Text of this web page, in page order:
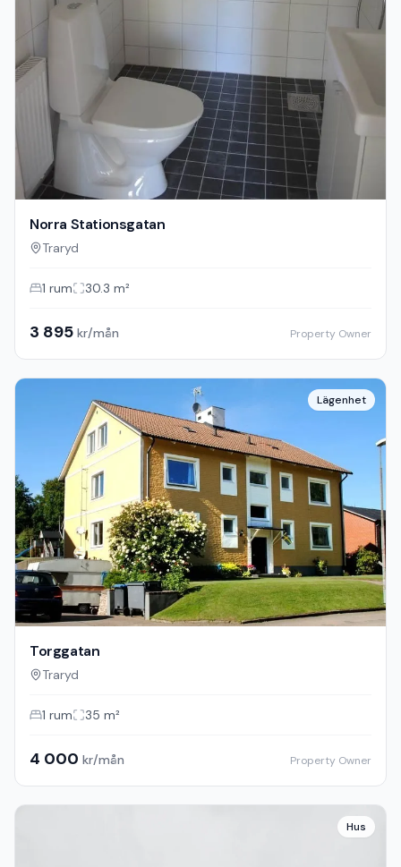
Norra Stationsgatan
Traryd
1 rum 30.3 m²
3 895 kr/mån Property Owner
Lägenhet
Torggatan
Traryd
1 rum 35 m²
4 000 kr/mån Property Owner
Hus